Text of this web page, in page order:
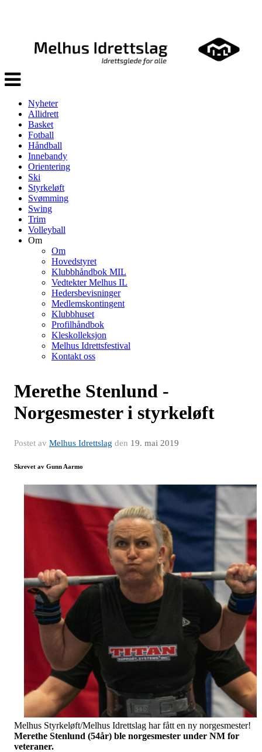
Veksle
navigasjon
Nyheter
Allidrett
Basket
Fotball
Håndball
Innebandy
Orientering
Ski
Styrkeløft
Svømming
Swing
Trim
Volleyball
Om
Om
Hovedstyret
Klubbhåndbok MIL
Vedtekter Melhus IL
Hedersbevisninger
Medlemskontingent
Klubbhuset
Profilhåndbok
Kleskolleksjon
Melhus Idrettsfestival
Kontakt oss
Merethe Stenlund -
Norgesmester i styrkeløft
Postet av Melhus Idrettslag den 19. mai 2019
Skrevet av Gunn Aarmo
Melhus Styrkeløft/Melhus Idrettslag har fått en ny norgesmester!
Merethe Stenlund (54år) ble norgesmester under NM for
veteraner.